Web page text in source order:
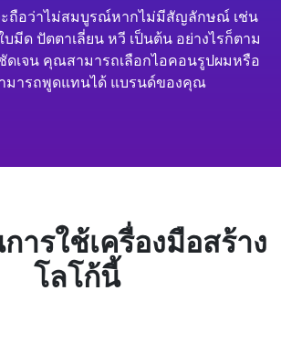
ะถือว่าไม่สมบูรณ์หากไม่มีสัญลักษณ์ เช่น
มีด ปัตตาเลี่ยน หวี เป็นต้น อย่างไรก็ตาม
ดเจน คุณสามารถเลือกไอคอนรูปผมหรือ
มารถพูดแทนได้ แบรนด์ของคุณ
ารใช้เครื่องมือสร้าง
โลโก้นี้